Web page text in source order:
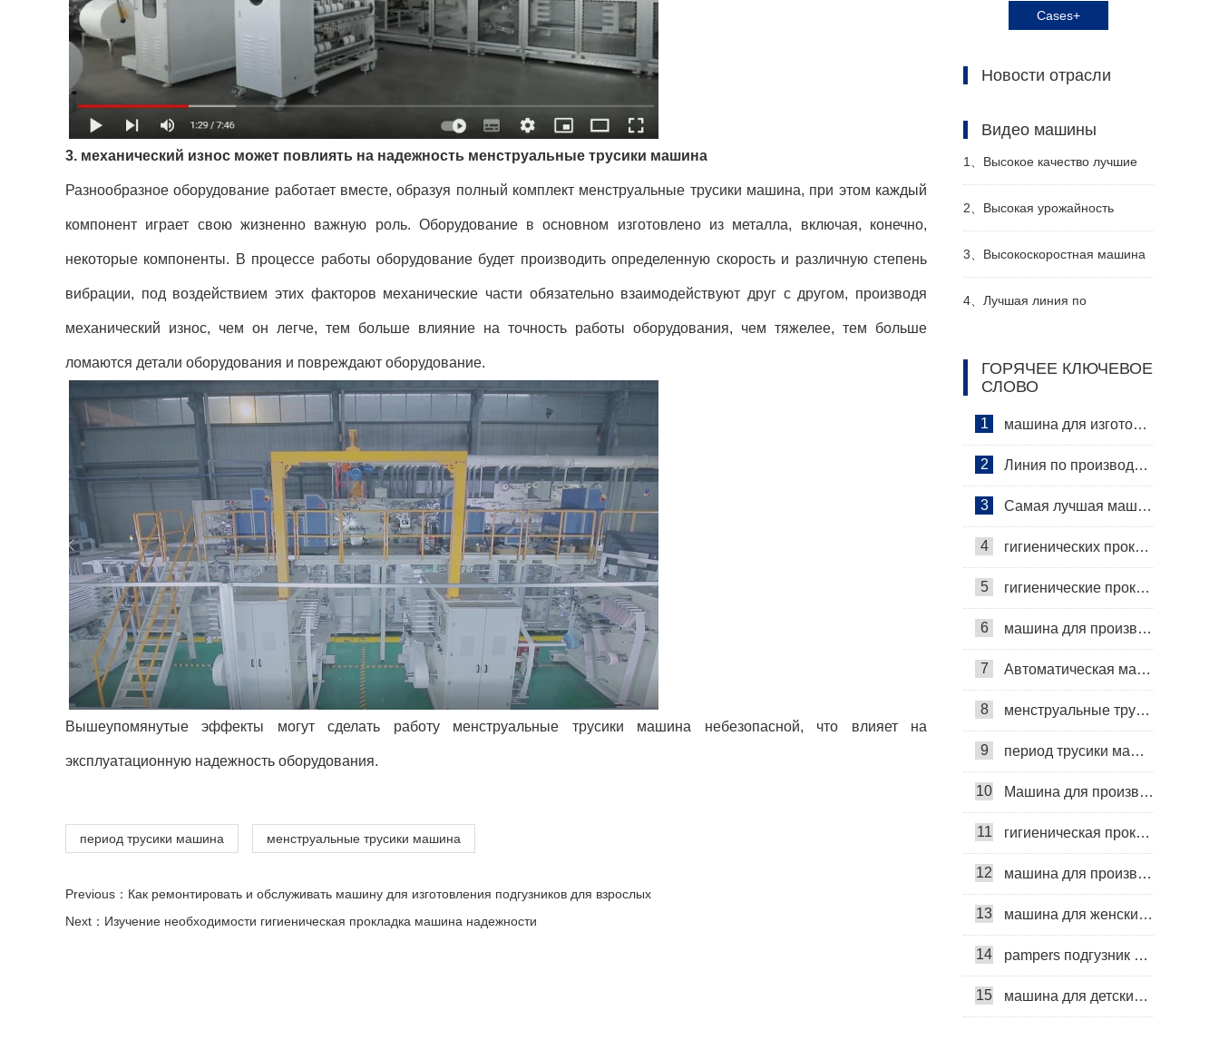
3. механический износ может повлиять на надежность менструальные трусики машина
Разнообразное оборудование работает вместе, образуя полный комплект менструальные трусики машина, при этом каждый
компонент играет свою жизненно важную роль. Оборудование в основном изготовлено из металла, включая, конечно,
некоторые компоненты. В процессе работы оборудование будет производить определенную скорость и различную степень
вибрации, под воздействием этих факторов механические части обязательно взаимодействуют друг с другом, производя
механический износ, чем он легче, тем больше влияние на точность работы оборудования, чем тяжелее, тем больше
ломаются детали оборудования и повреждают оборудование.
Вышеупомянутые эффекты могут сделать работу менструальные трусики машина небезопасной, что влияет на
эксплуатационную надежность оборудования.
период трусики машина менструальные трусики машина
Previous： Как ремонтировать и обслуживать машину для изготовления подгузников для взрослых
Next： Изучение необходимости гигиеническая прокладка машина надежности
Cases+
Новости отрасли
Видео машины
1、 Высокое качество лучшие
санитарные салфетки машина
Производитель Видео
2、 Высокая урожайность
женский подгузник делая
машину производитель видео
3、 Высокоскоростная машина
для производства санитарных
Видео
4、 Лучшая линия по
подгузников Производитель
ГОРЯЧЕЕ КЛЮЧЕВОЕ
СЛОВО
1 машина для изготовления гигиенических салфеток
2 Линия по производству гигиенических салфеток
3 Самая лучшая машина для гигиенических салфеток
4 гигиенических прокладок машина
5 гигиенические прокладки машина
6 машина для производства гигиенических прокладок
7 Автоматическая машина для изготовления гигиенических прокладок
8 менструальные трусики машина
9 период трусики машина
10 Машина для производства ежедневных прокладок
11 гигиеническая прокладка машина
12 машина для производства детских подгузников
13 машина для женских подгузников
14 pampers подгузник машина
15 машина для детских подгузников